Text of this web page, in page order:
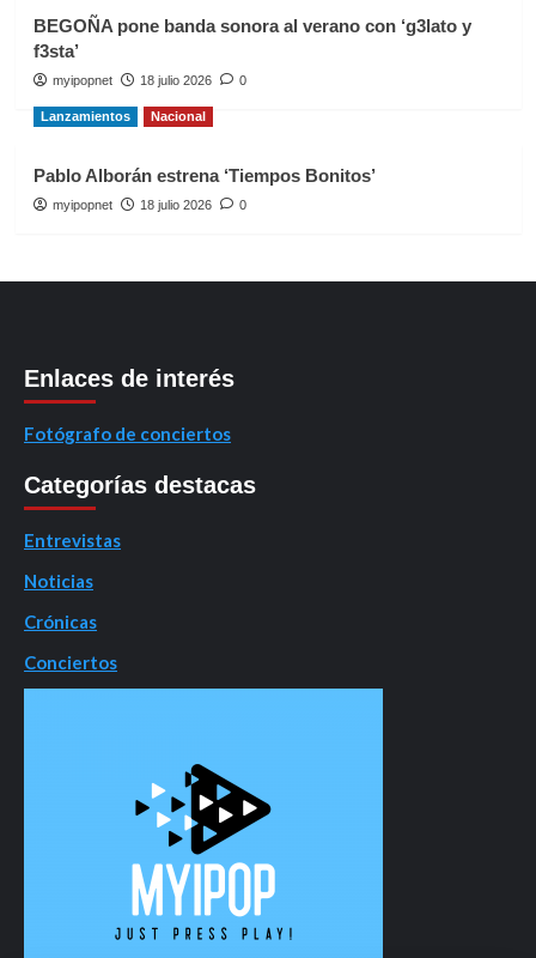
BEGOÑA pone banda sonora al verano con ‘g3lato y
f3sta’
myipopnet 18 julio 2026 0
Lanzamientos Nacional
Pablo Alborán estrena ‘Tiempos Bonitos’
myipopnet 18 julio 2026 0
Enlaces de interés
Fotógrafo de conciertos
Categorías destacas
Entrevistas
Noticias
Crónicas
Conciertos